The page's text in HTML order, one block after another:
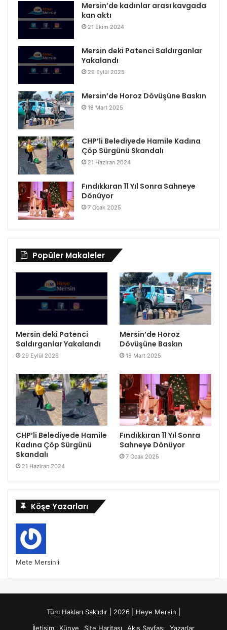
Mersin’de kadınlar arası kavgada
kan aktı
21 Ekim 2024
Mersin deki Patenci Saldırganlar
Yakalandı
29 Eylül 2025
Mersin’de Horoz Dövüşüne Baskın
18 Mart 2025
CHP’li Belediyede Hamile Kadına
Çöp Sürgünü Skandalı
21 Haziran 2024
Fındıkkıran 11 Yıl Sonra Sahneye
Dönüyor
7 Ocak 2025
Popüler Makaleler
Mersin deki Patenci
Saldırganlar Yakalandı
29 Eylül 2025
Mersin’de Horoz
Dövüşüne Baskın
18 Mart 2025
CHP’li Belediyede Hamile
Kadına Çöp Sürgünü
Skandalı
21 Haziran 2024
Fındıkkıran 11 Yıl Sonra
Sahneye Dönüyor
7 Ocak 2025
Köşe Yazarları
Mete Mersinli
Tüm Hakları Saklıdır | 2026 | Heye Mersin |
İletişim
Künye Site Haritası Akış Sayfası Yazarlar